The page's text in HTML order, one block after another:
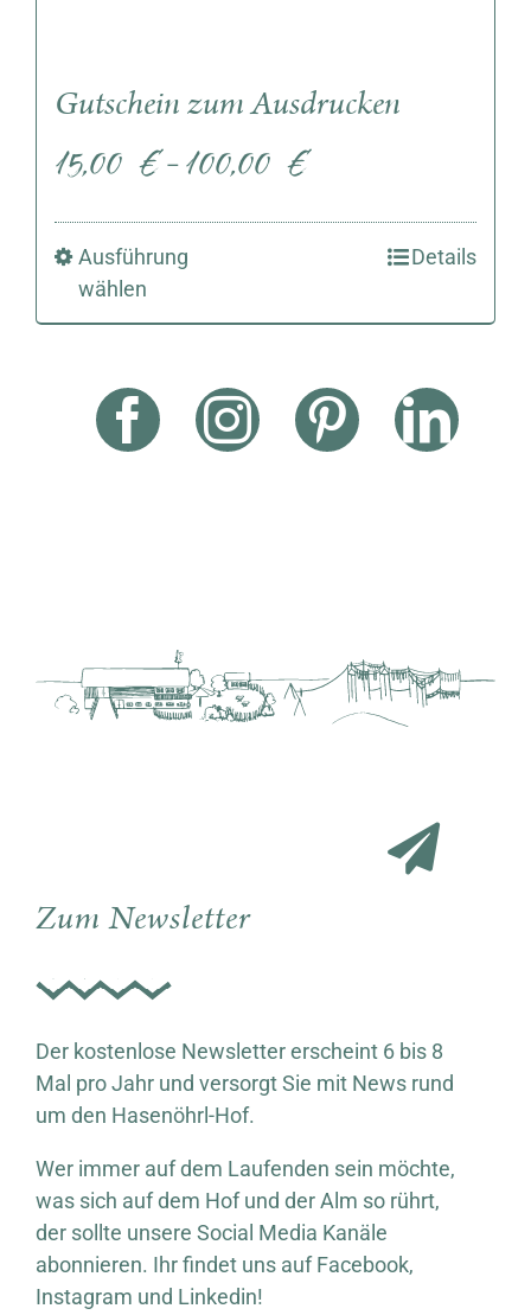
Gutschein zum Ausdrucken
15,00€ – 100,00€
Ausführung
wählen
Details
Zum Newsletter
Der kostenlose Newsletter erscheint 6 bis 8
Mal pro Jahr und versorgt Sie mit News rund
um den Hasenöhrl-Hof.
Wer immer auf dem Laufenden sein möchte,
was sich auf dem Hof und der Alm so rührt,
der sollte unsere Social Media Kanäle
abonnieren. Ihr findet uns auf Facebook,
Instagram und Linkedin!